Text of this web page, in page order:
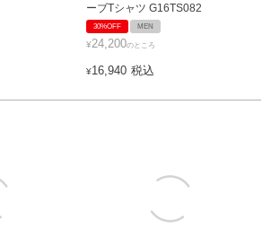
ーブTシャツ G16TS082
30%OFF MEN
¥24,200のところ
¥16,940 税込